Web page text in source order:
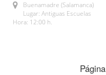
Buenamadre (Salamanca)
Lugar: Antiguas Escuelas
Hora: 12:00 h.
Página